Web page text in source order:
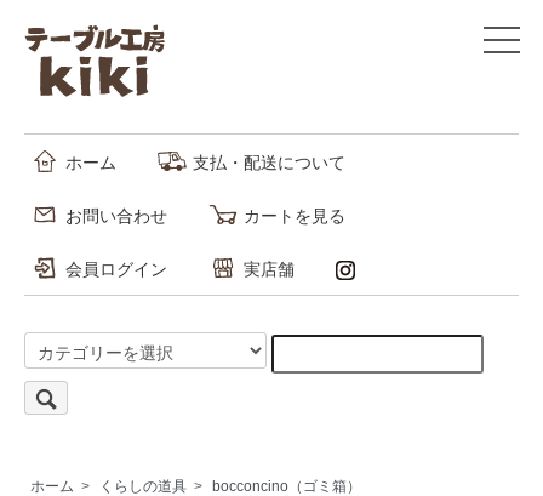
ホーム 支払・配送について
お問い合わせ カートを見る
会員ログイン 実店舗
ホーム > くらしの道具 > bocconcino（ゴミ箱）